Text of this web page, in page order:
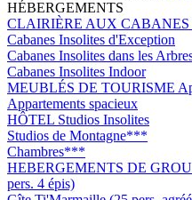
HÉBERGEMENTS
CLAIRIÈRE AUX CABANES
Cabanes Insolites d'Exception
Cabanes Insolites dans les
Cabanes Insolites Indoor
MEUBLÉS DE TOURISME
Appartements spacieux
HÔTEL Studios Insolites
Studios de Montagne***
Chambres***
HEBERGEMENTS DE
pers. 4 épis)